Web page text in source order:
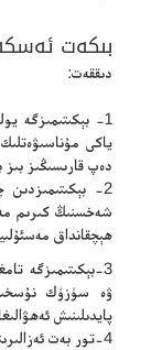
بىكەت
دىققەت:
1- بېكىتىمىزگە
ياكى
دەپ قارىسىڭىز بىز
2-
شەخسنىڭ كىرىم
ھېچقانداق
3-بېكىتىمىزگە
ۋە سۈزۈك
پايدىلىنىش
4-تور بەت ئەزالىرىنىڭ ئۇچۇر بىخەتەرلىكى ئالاھىدە قوغدىلىدۇ.